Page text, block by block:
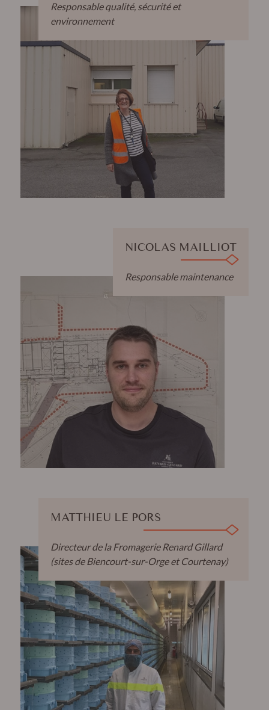
Responsable qualité, sécurité et
environnement
NICOLAS MAILLIOT
Responsable maintenance
MATTHIEU LE PORS
Directeur de la Fromagerie Renard Gillard
(sites de Biencourt-sur-Orge et Courtenay)